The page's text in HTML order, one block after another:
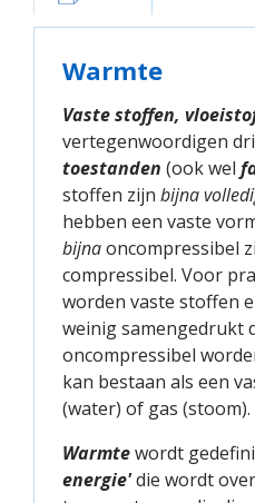
Warmte
Vaste stoffen,
vertegenwoordigen
toestanden (ook wel
stoffen zijn bijna
hebben een vaste
bijnaoncompressibel
compressibel. Voor
worden vaste stoffen
weinig samengedrukt
oncompressibel
kan bestaan als een
(water) of gas (stoom).
Warmtewordt
energie'die wordt